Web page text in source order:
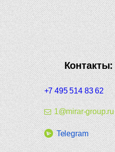
Контакты:
+7 495 514 83 62
1@mirar-group.ru
Telegram